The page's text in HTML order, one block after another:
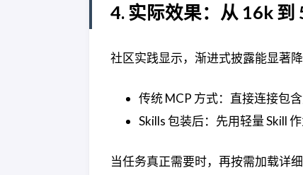
4. 实际效果：从 16k 到
社区实践显示，渐进式披露能显著
传统 MCP 方式：直接连接包
Skills 包装后：先用轻量 Skill
当任务真正需要时，再按需加载详